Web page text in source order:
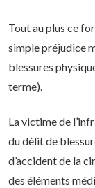
Tout au plus ce
simple préjudice
blessures
terme).
La victime de
du délit de
d’accident de la
des éléments